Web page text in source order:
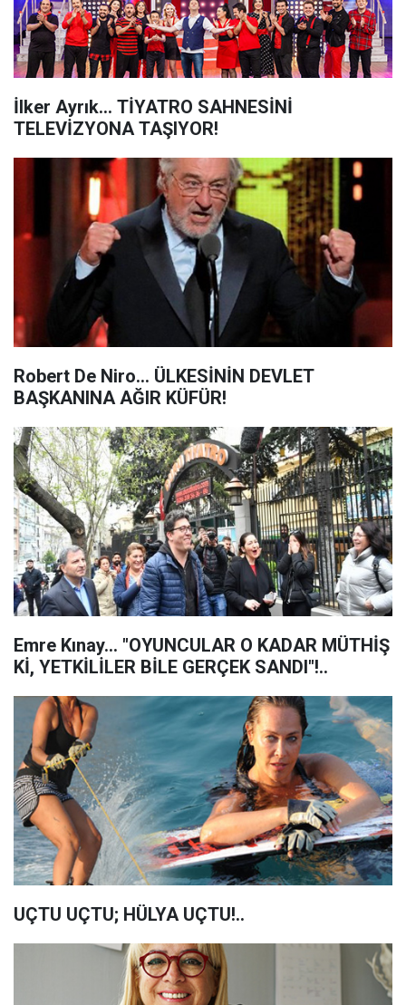
İlker Ayrık... TİYATRO SAHNESİNİ
TELEVİZYONA TAŞIYOR!
Robert De Niro... ÜLKESİNİN DEVLET
BAŞKANINA AĞIR KÜFÜR!
Emre Kınay... "OYUNCULAR O KADAR MÜTHİŞ
Kİ, YETKİLİLER BİLE GERÇEK SANDI"!..
UÇTU UÇTU; HÜLYA UÇTU!..